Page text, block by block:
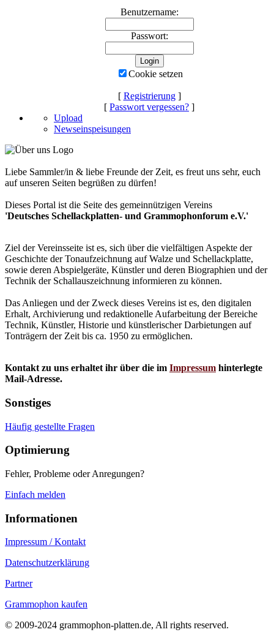
Benutzername:
Passwort:
Cookie setzen
[ Registrierung]
[ Passwort vergessen? ]
Upload
Newseinspeisungen
Liebe Sammler/in & liebe Freunde der Zeit, es freut uns sehr, euch
auf unseren Seiten begrüßen zu dürfen!
Dieses Portal ist die Seite des gemeinnützigen Vereins
'Deutsches Schellackplatten- und Grammophonforum e.V.'
Ziel der Vereinsseite ist es, sich über die vielfältigen Aspekte der
Geschichte der Tonaufzeichnung auf Walze und Schellackplatte,
sowie deren Abspielgeräte, Künstler und deren Biographien und der
Technik der Schallauszeichnung informieren zu können.
Das Anliegen und der Zweck dieses Vereins ist es, den digitalen
Erhalt, Archivierung und redaktionelle Aufarbeitung der Bereiche
Technik, Künstler, Historie und künstlerischer Darbietungen auf
Tonträgern der Zeit bis ca. 1950 zu ermöglichen.
Kontakt zu uns erhaltet ihr über die im Impressum hinterlegte
Mail-Adresse.
Sonstiges
Häufig gestellte Fragen
Optimierung
Fehler, Probleme oder Anregungen?
Einfach melden
Informationen
Impressum / Kontakt
Datenschutzerklärung
Partner
Grammophon kaufen
© 2009-2024 grammophon-platten.de, All rights reserved.